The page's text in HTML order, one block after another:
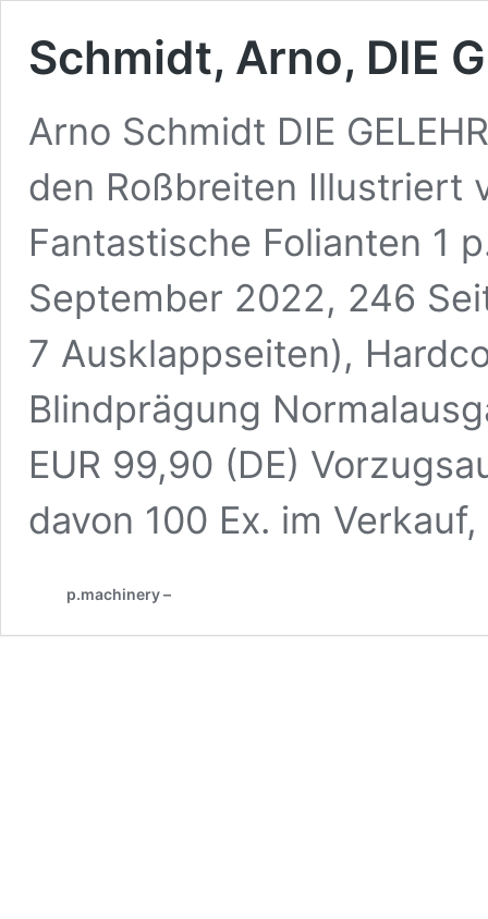
Schmidt, Arno, DIE
Arno Schmidt DIE
den Roßbreiten Illustriert
Fantastische Folianten 1
September 2022, 246
7 Ausklappseiten),
Blindprägung
EUR 99,90 (DE)
davon 100 Ex. im
p.machinery –